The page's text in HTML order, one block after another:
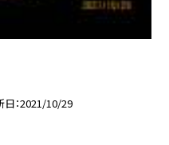
日 2021/10/29